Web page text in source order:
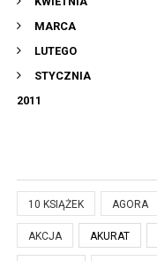
MARCA
LUTEGO
STYCZNIA
2011
10 KSIĄŻEK AGORA
AKCJA AKURAT